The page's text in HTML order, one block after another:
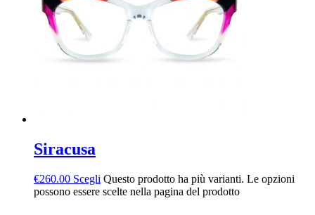
Siracusa
€260.00 Scegli Questo prodotto ha più varianti. Le opzioni
possono essere scelte nella pagina del prodotto